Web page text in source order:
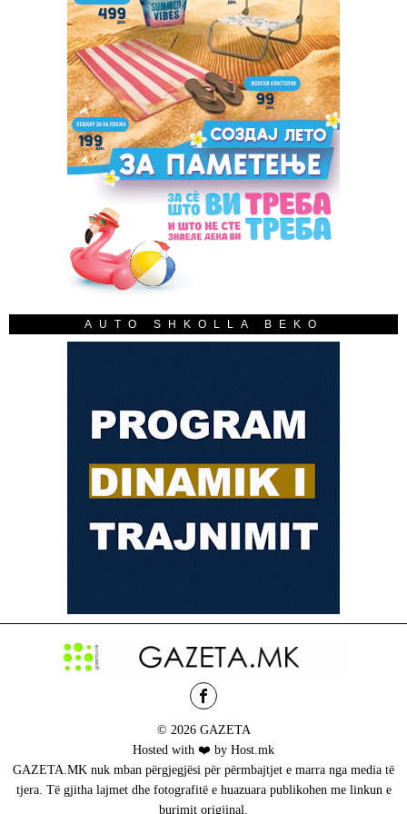
AUTO SHKOLLA BEKO
© 2026 GAZETA
Hosted with ❤️ by Host.mk
GAZETA.MK nuk mban përgjegjësi për përmbajtjet e marra nga media të
tjera. Të gjitha lajmet dhe fotografitë e huazuara publikohen me linkun e
burimit origjinal.